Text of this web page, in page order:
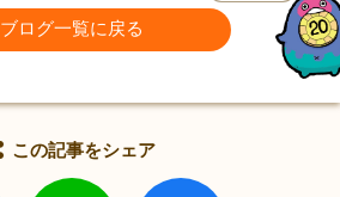
ブログ一覧に戻る
この記事をシェア